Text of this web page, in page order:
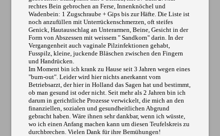
rechtes Bein gebrochen an Ferse, Innenknöchel und
Wadenbein: 1 Zugschraube + Gips bis zur Häfte. Die Liste ist
noch anzufüllen mit Unterrückenschmerzen, oft steifes
Genick, Hautausschlag an Unterarmen, Beine, Gesicht in der
Form von Abszessen mit weissem " Sandkorn" darin. In der
Vergangenheit auch vaginale Pilzinfektionen gehabt,
Fusspilz, kleine, juckende Bläschen zwischen den Fingern
und Handrücken.
Im Moment bin ich krank zu Hause seit 3 Jahren wegen eines
"burn-out". Leider wird hier nichts anerkannt vom
Betriebsarzt, der hier in Holland das Sagen hat und bestimmt,
ob man gesund ist oder nicht. Seit mehr als 2 Jahren bin ich
darum in gerichtliche Prozesse verwickelt, die mich an den
finanziellen, sozialen und gesundheitlichen Abgrund
gebracht haben. Wäre ihnen sehr dankbar, wenn ich wüsste,
wo ich einen Anfang machen kann um diesen Teufelskreis zu
durchbrechen. Vielen Dank für ihre Bemühungen!